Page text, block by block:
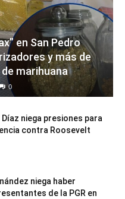
en San Pedro
y más de
marihuana
0
niega presiones para
contra Roosevelt
niega haber
de la PGR en